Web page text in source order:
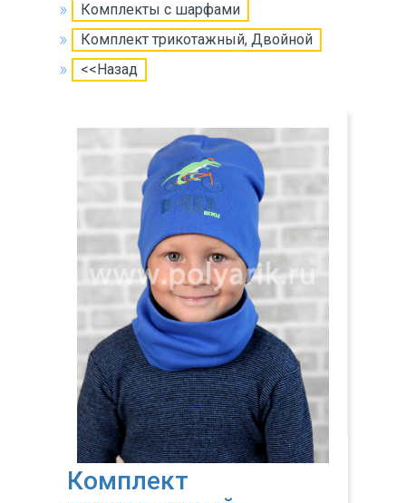
Комплекты с шарфами
Комплект трикотажный, Двойной
<<Назад
Комплект